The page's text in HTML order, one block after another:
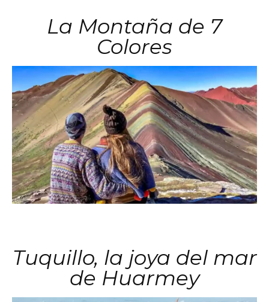
La Montaña de 7
Colores
Tuquillo, la joya del mar
de Huarmey